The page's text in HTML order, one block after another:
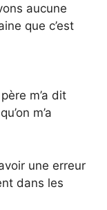
aucune
que c’est
m’a dit
m’a
une erreur
dans les